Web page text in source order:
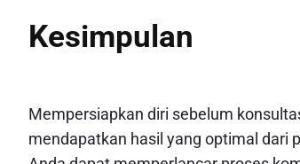
Kesimpulan
Mempersiapkan diri sebelum
mendapatkan hasil yang optimal dari